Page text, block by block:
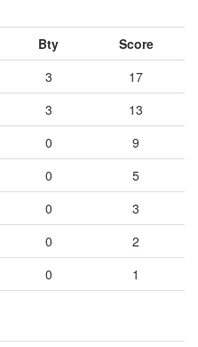
Bty
Score
3
17
3
13
0
9
0
5
0
3
0
2
0
1